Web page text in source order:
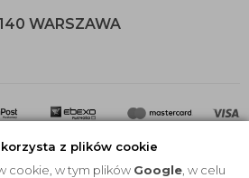
z plików cookie
cookie, w tym plików Google , w celu
WARSZAWA